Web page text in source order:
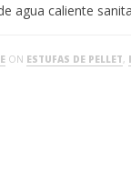
agua caliente
ON ESTUFAS DE PELLET,